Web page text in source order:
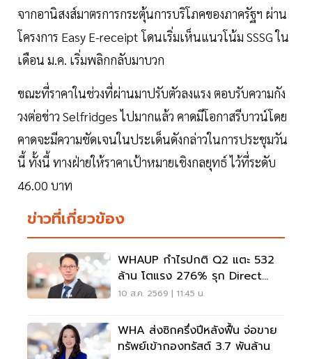
จากอานิสงส์มาตรการกระตุ้นการบริโภคของภาครัฐฯ ผ่าน
โครงการ Easy E-receipt โดนเริ่มเห็นแนวโน้ม SSSG ใน
เดือน ม.ค. เริ่มพลิกกลับมาบวก
ขณะที่ราคาในช่วงที่ผ่านมาปรับตัวลงแรง ตอบรับความกัง
วงต่อข่าว Selfridges ไปมากแล้ว คาดมีโอกาสรีบาวน์โดย
คาดจะมีความชัดเจนในประเด็นดังกล่าวในการประชุมวัน
นี้ ทั้งนี้ ทางฝ่ายให้ราคาเป้าหมายเชิงกลยุทธ์ ไว้ที่ระดับ
46.00 บาท
ข่าวที่เกี่ยวข้อง
WHAUP กำไรปกติ Q2 แตะ 532
ล้าน โตแรง 276% รุก Direct
PPA รับตลาด 2,000 เมกฯ
10 ส.ค. 2569 | 11:45 น.
WHA ส่งซิกครึ่งปีหลังฟื้น จ่อขาย
ทรัพย์เข้ากองทรัสต์ 3.7 พันล้าน